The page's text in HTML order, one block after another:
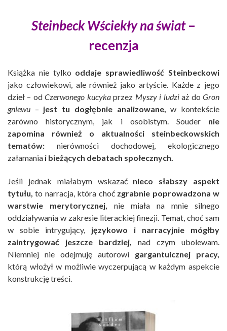
Steinbeck Wściekły na świat–
recenzja
Książka nie tylko oddaje sprawiedliwość Steinbeckowi
jako człowiekowi, ale również jako artyście. Każde z jego
dzieł – odCzerwonego kucykaprzez Myszy i ludziaż doGron
gniewu – jest tu dogłębnie analizowane, w kontekście
zarówno historycznym, jak i osobistym. Soudernie
zapomina również o aktualności steinbeckowskich
tematów: nierówności dochodowej, ekologicznego
załamania i bieżących debatach społecznych.
Jeśli jednak miałabym wskazać nieco słabszy aspekt
tytułu, to narracja, która choć zgrabnie poprowadzona w
warstwie merytorycznej, nie miała na mnie silnego
oddziaływania w zakresie literackiej finezji. Temat, choć sam
w sobie intrygujący, językowo i narracyjnie mógłby
zaintrygować jeszcze bardziej, nad czym ubolewam.
Niemniej nie odejmuję autorowi gargantuicznej pracy,
którą włożył w możliwie wyczerpującą w każdym aspekcie
konstrukcję treści.